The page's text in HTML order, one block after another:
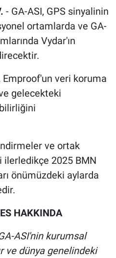
- GA-ASI, GPS sinyalinin
ortamlarda ve GA-
Vydar'ın
Emproof'un veri koruma
gelecekteki
ve ortak
2025 BMN
önümüzdeki aylarda
HAKKINDA
ASI'nin kurumsal
ve dünya genelindeki